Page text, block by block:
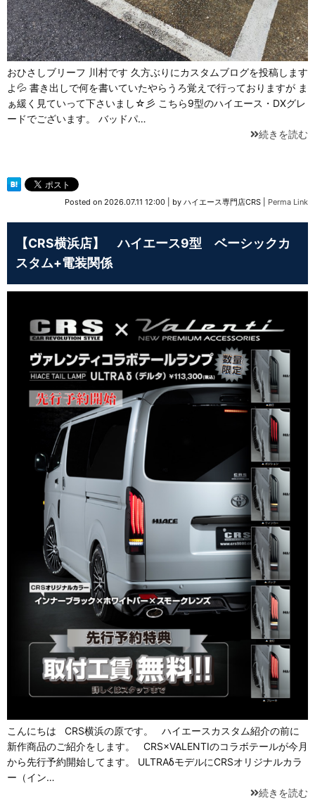
おひさしブリーフ 川村です 久方ぶりにカスタムブログを投稿します
よ💦 書き出しで何を書いていたやらうろ覚えで行っておりますが ま
ぁ緩く見ていって下さいまし☆彡 こちら9型のハイエース・DXグレ
ードでございます。 バッドパ…
続きを読む
Posted on 2026.07.11 12:00 by ハイエース専門店CRS Perma Link
【CRS横浜店】 ハイエース9型 ベーシックカ
スタム+電装関係
こんにちは CRS横浜の原です。 ハイエースカスタム紹介の前に
新作商品のご紹介をします。 CRS×VALENTIのコラボテールが今月
から先行予約開始してます。 ULTRAδモデルにCRSオリジナルカラ
ー（イン…
続きを読む